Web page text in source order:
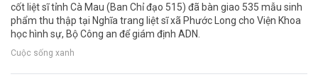
cốt liệt sĩ tỉnh Cà Mau (Ban Chỉ đạo 515) đã bàn giao 535 mẫu sinh
phẩm thu thập tại Nghĩa trang liệt sĩ xã Phước Long cho Viện Khoa
học hình sự, Bộ Công an để giám định ADN.
Cuộc sống xanh